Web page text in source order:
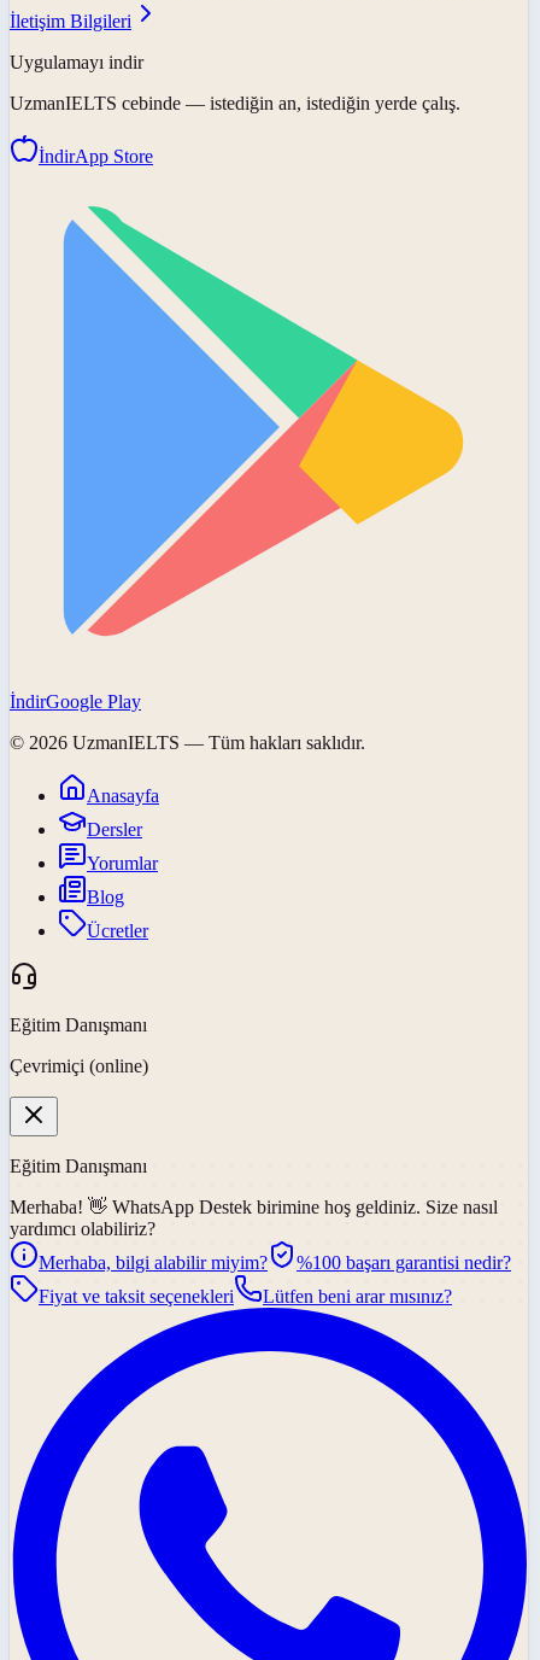
İletişim Bilgileri
Uygulamayı indir
UzmanIELTS cebinde — istediğin an, istediğin yerde çalış.
İndirApp Store
İndirGoogle Play
© 2026 UzmanIELTS — Tüm hakları saklıdır.
Anasayfa
Dersler
Yorumlar
Blog
Ücretler
Eğitim Danışmanı
Çevrimiçi (online)
Eğitim Danışmanı
Merhaba! 👋 WhatsApp Destek birimine hoş geldiniz. Size nasıl
yardımcı olabiliriz?
Merhaba, bilgi alabilir miyim?
%100 başarı garantisi nedir?
Fiyat ve taksit seçenekleri
Lütfen beni arar mısınız?